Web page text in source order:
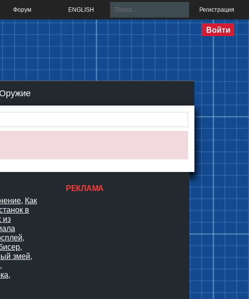
Регистрация
ENGLISH
Форум
Войти
Оружие
, Как
в
из
,
,
змей,
,
,
РЕКЛАМА